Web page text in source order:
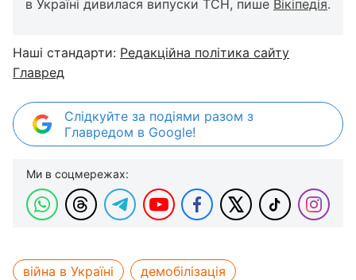
в Україні дивилася випуски ТСН, пише Вікіпедія.
Наші стандарти: Редакційна політика сайту
Главред
Слідкуйте за подіями разом з
Главредом в Google!
Ми в соцмережах:
війна в Україні
демобілізація